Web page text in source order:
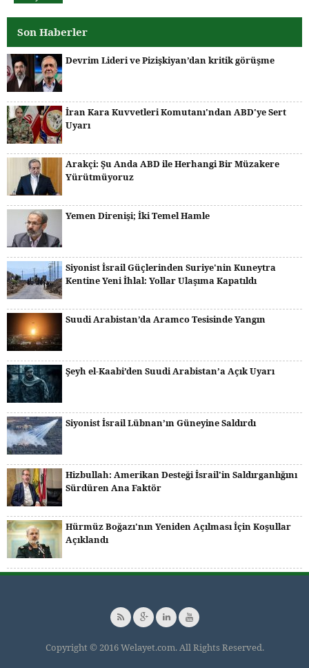
Son Haberler
Devrim Lideri ve Pizişkiyan’dan kritik görüşme
İran Kara Kuvvetleri Komutanı'ndan ABD'ye Sert
Uyarı
Arakçi: Şu Anda ABD ile Herhangi Bir Müzakere
Yürütmüyoruz
Yemen Direnişi; İki Temel Hamle
Siyonist İsrail Güçlerinden Suriye'nin Kuneytra
Kentine Yeni İhlal: Yollar Ulaşıma Kapatıldı
Suudi Arabistan’da Aramco Tesisinde Yangın
Şeyh el-Kaabi’den Suudi Arabistan’a Açık Uyarı
Siyonist İsrail Lübnan’ın Güneyine Saldırdı
Hizbullah: Amerikan Desteği İsrail'in Saldırganlığını
Sürdüren Ana Faktör
Hürmüz Boğazı'nın Yeniden Açılması İçin Koşullar
Açıklandı
Copyright © 2016 Welayet.com. All Rights Reserved.